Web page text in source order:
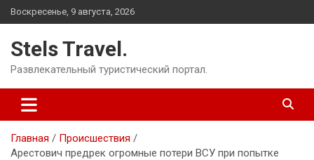
Перейти
к
Воскресенье, 9 августа, 2026
Stels Travel.
Развлекательный туристический портал.
Главная
Происшествия
Арестович предрек огромные потери ВСУ при попытке